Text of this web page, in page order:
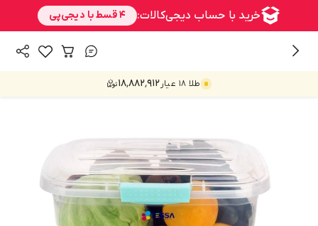
طلا ۱۸ عیار ۱۸٬۸۸۲٬۹۱۲